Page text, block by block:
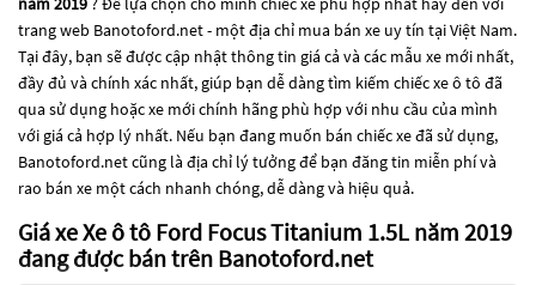
trang web Banotoford.net - một địa chỉ mua bán xe uy tín tại Việt Nam.
Tại đây, bạn sẽ được cập nhật thông tin giá cả và các mẫu xe mới nhất,
đầy đủ và chính xác nhất, giúp bạn dễ dàng tìm kiếm chiếc xe ô tô đã
qua sử dụng hoặc xe mới chính hãng phù hợp với nhu cầu của mình
với giá cả hợp lý nhất. Nếu bạn đang muốn bán chiếc xe đã sử dụng,
Banotoford.net cũng là địa chỉ lý tưởng để bạn đăng tin miễn phí và
rao bán xe một cách nhanh chóng, dễ dàng và hiệu quả.
Giá xe Xe ô tô Ford Focus Titanium 1.5L năm 2019
đang được bán trên Banotoford.net